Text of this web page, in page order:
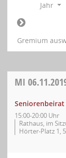
Jahr
Gremium
MI
Seniorenbeirat
15:00-20:00 Uhr
Rathaus, im
Hörter-Platz 1,